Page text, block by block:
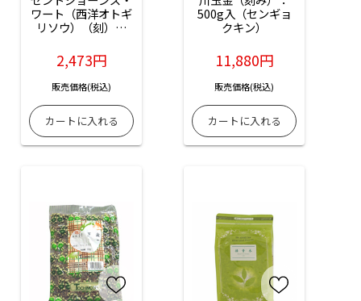
ワート（西洋オトギ
リソウ）（刻）：
2,473円
販売価格(税込)
500g入（センギョ
クキン）
11,880円
販売価格(税込)